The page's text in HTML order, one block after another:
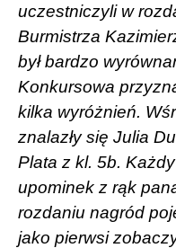
uczestniczyli w
Burmistrza
był bardzo
Konkursowa
kilka wyróżnień.
znalazły się Julia
Plata z kl. 5b.
upominek z rąk
rozdaniu nagród
jako pierwsi